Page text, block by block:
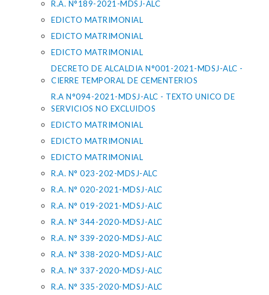
R.A. N°189-2021-MDSJ-ALC
EDICTO MATRIMONIAL
EDICTO MATRIMONIAL
EDICTO MATRIMONIAL
DECRETO DE ALCALDIA N°001-2021-MDSJ-ALC -
CIERRE TEMPORAL DE CEMENTERIOS
R.A N°094-2021-MDSJ-ALC - TEXTO UNICO DE
SERVICIOS NO EXCLUIDOS
EDICTO MATRIMONIAL
EDICTO MATRIMONIAL
EDICTO MATRIMONIAL
R.A. N° 023-202-MDSJ-ALC
R.A. N° 020-2021-MDSJ-ALC
R.A. N° 019-2021-MDSJ-ALC
R.A. N° 344-2020-MDSJ-ALC
R.A. N° 339-2020-MDSJ-ALC
R.A. N° 338-2020-MDSJ-ALC
R.A. N° 337-2020-MDSJ-ALC
R.A. N° 335-2020-MDSJ-ALC